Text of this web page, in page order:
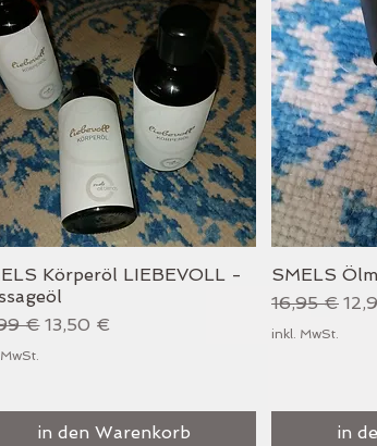
Schnellansicht
Körperöl LIEBEVOLL -
€ Sale-Preis
13,50 €
in den Warenkorb
SMELS
16,95 €
inkl. MwSt.
in